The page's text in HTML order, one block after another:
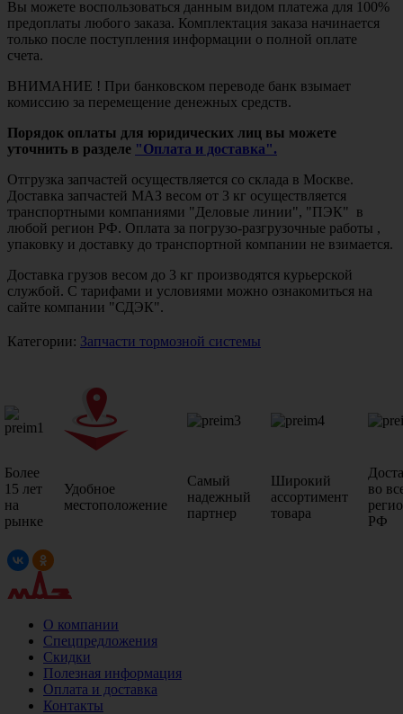
Вы можете воспользоваться данным видом платежа для 100%
предоплаты любого заказа. Комплектация заказа начинается
только после поступления информации о полной оплате
счета.
ВНИМАНИЕ ! При банковском переводе банк взымает
комиссию за перемещение денежных средств.
Порядок оплаты для юридических лиц вы можете
уточнить в разделе "Оплата и доставка".
Отгрузка запчастей осуществляется со склада в Москве.
Доставка запчастей МАЗ весом от 3 кг осуществляется
транспортными компаниями "Деловые линии", "ПЭК" в
любой регион РФ. Оплата за погрузо-разгрузочные работы ,
упаковку и доставку до транспортной компании не взимается.
Доставка грузов весом до 3 кг производятся курьерской
службой. С тарифами и условиями можно ознакомиться на
сайте компании "СДЭК".
Категории: Запчасти тормозной системы
Более
15 лет
на
рынке
Удобное
местоположение
Самый
надежный
партнер
Широкий
ассортимент
товара
во
РФ
О компании
Спецпредложения
Скидки
Полезная информация
Оплата и доставка
Контакты